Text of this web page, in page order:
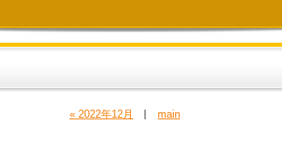
« 2022年12月 main